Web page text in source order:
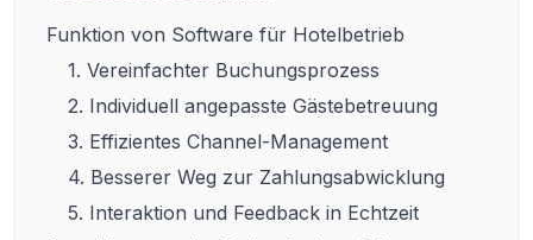
Funktion von Software für Hotelbetrieb
1. Vereinfachter Buchungsprozess
2. Individuell angepasste Gästebetreuung
3. Effizientes Channel-Management
4. Besserer Weg zur Zahlungsabwicklung
5. Interaktion und Feedback in Echtzeit